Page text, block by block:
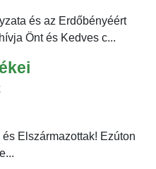
és az Erdőbényéért
Önt és Kedves c...
Elszármazottak! Ezúton